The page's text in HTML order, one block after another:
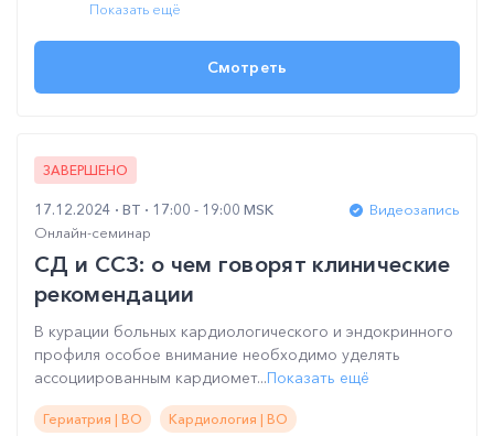
Показать ещё
Смотреть
ЗАВЕРШЕНО
17.12.2024 ВТ 17:00 - 19:00 MSK
Видеозапись
Онлайн-семинар
СД и ССЗ: о чем говорят клинические
рекомендации
В курации больных кардиологического и эндокринного
профиля особое внимание необходимо уделять
ассоциированным кардиомет...Показать ещё
Гериатрия | ВО Кардиология | ВО